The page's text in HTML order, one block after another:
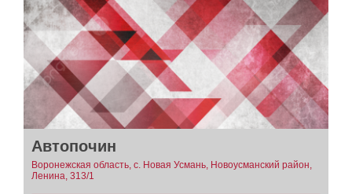
Автопочин
Воронежская область, с. Новая Усмань, Новоусманский район,
Ленина, 313/1